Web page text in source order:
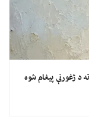
د ژغورنې پیغام شوه